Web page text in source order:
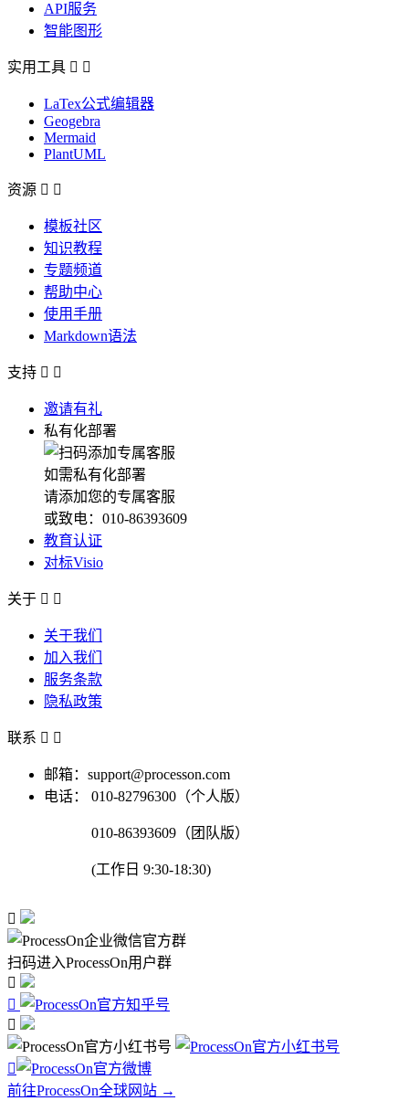
API服务
智能图形
实用工具  
LaTex公式编辑器
Geogebra
Mermaid
PlantUML
资源  
模板社区
知识教程
专题频道
帮助中心
使用手册
Markdown语法
支持  
邀请有礼
私有化部署
如需私有化部署
请添加您的专属客服
或致电：010-86393609
教育认证
对标Visio
关于  
关于我们
加入我们
服务条款
隐私政策
联系  
邮箱：support@processon.com
电话：
010-82796300（个人版）
010-86393609（团队版）
(工作日 9:30-18:30)

扫码进入ProcessOn用户群




前往ProcessOn全球网站 →